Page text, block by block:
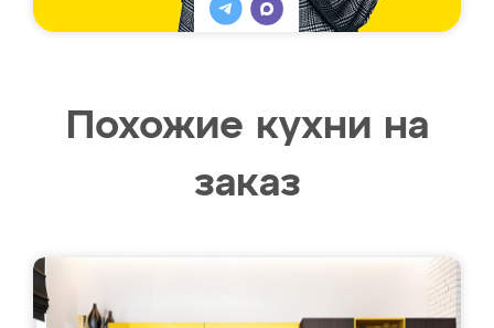
Похожие кухни на
заказ